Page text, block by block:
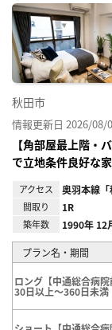
秋田市
情報更新日 2026/08/
【角部屋最上階
で立地条件良好な
アクセス 奥羽本線
間取り 1R
築年数 1990年 12
プラン名・期間
ロング【中通総合病院
30日以上～360日未満